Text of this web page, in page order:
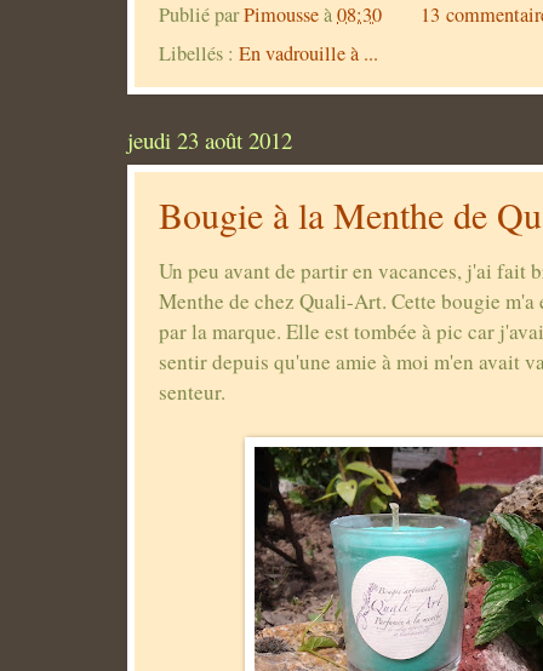
Publié parPimousseà08:30
13
Libellés : En vadrouille à ...
jeudi 23 août 2012
Bougie à la Menthe de
Un peu avant de partir en vacances, j'ai fait
Menthe de chez Quali-Art. Cette bougie m'a
par la marque. Elle est tombée à pic car
sentir depuis qu'une amie à moi m'en avait
senteur.